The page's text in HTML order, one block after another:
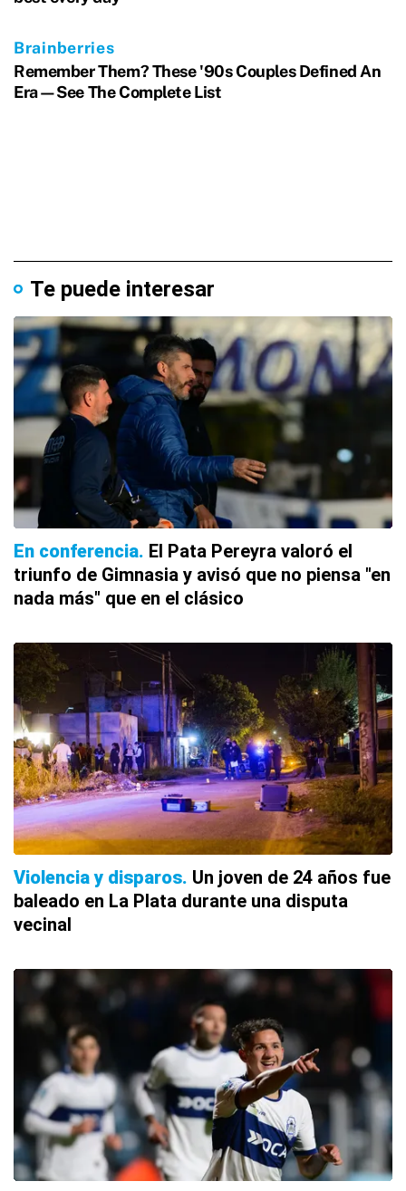
Te puede interesar
En conferencia El Pata Pereyra valoró el
triunfo de Gimnasia y avisó que no piensa "en
nada más" que en el clásico
Violencia y disparos Un joven de 24 años fue
baleado en La Plata durante una disputa
vecinal